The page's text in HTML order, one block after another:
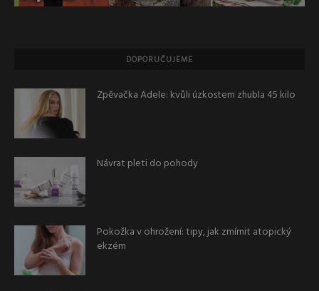
DOPORUČUJEME
Zpěvačka Adele: kvůli úzkostem zhubla 45 kilo
Návrat pleti do pohody
Pokožka v ohrožení: tipy, jak zmírnit atopický
ekzém